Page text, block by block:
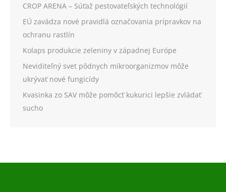
CROP ARENA – Súťaž pestovateľských technológií
EÚ zavádza nové pravidlá označovania prípravkov na
ochranu rastlín
Kolaps produkcie zeleniny v západnej Európe
Neviditeľný svet pôdnych mikroorganizmov môže
ukrývať nové fungicídy
Kvasinka zo SAV môže pomôcť kukurici lepšie zvládať
sucho